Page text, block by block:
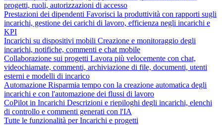
progetti, ruoli, autorizzazioni di accesso
Prestazioni dei dipendenti Favorisci la produttività con rapporti sugli
incarichi, gestione dei carichi di lavoro, efficienza negli incarichi e
KPI
Incarichi su dispositivi mobili Creazione e monitoraggio degli
incarichi, notifiche, commenti e chat mobile
Collaborazione sui progetti Lavora più velocemente con chat,
videochiamate, commenti, archiviazione di file, documenti, utenti
esterni e modelli di incarico
Automazione Risparmia tempo con la creazione automatica degli
incarichi e con l'automazione dei flussi di lavoro
CoPilot in Incarichi Descrizioni e riepiloghi degli incarichi, elenchi
di controllo e commenti generati con l'IA
Tutte le funzionalità per Incarichi e progetti